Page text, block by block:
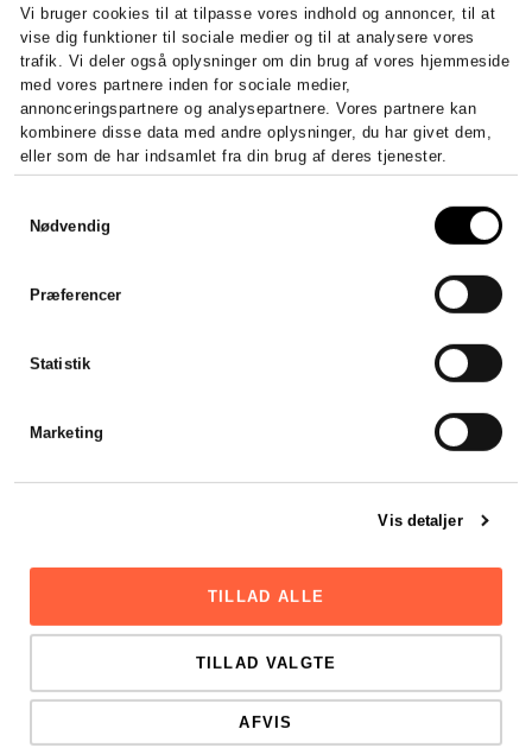
Vi bruger cookies til at tilpasse vores indhold og annoncer, til at
vise dig funktioner til sociale medier og til at analysere vores
trafik. Vi deler også oplysninger om din brug af vores hjemmeside
med vores partnere inden for sociale medier,
annonceringspartnere og analysepartnere. Vores partnere kan
kombinere disse data med andre oplysninger, du har givet dem,
eller som de har indsamlet fra din brug af deres tjenester.
Nødvendig
Præferencer
Statistik
Marketing
Vis detaljer
TILLAD ALLE
TILLAD VALGTE
AFVIS
5/5 stjerner baseret på 50 + anmeldelser